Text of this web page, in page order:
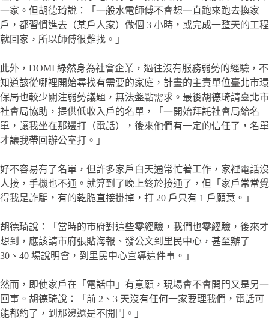
一家。但胡德琦說：「一般水電師傅不會想一直跑來跑去換家
戶，都習慣進去（某戶人家）做個 3 小時，或完成一整天的工程
就回家，所以師傅很難找。」
此外，DOMI 綠然身為社會企業，過往沒有服務弱勢的經驗，不
知道該從哪裡開始尋找有需要的家庭，計畫的主責單位臺北市環
保局也較少關注弱勢議題，無法盤點需求。最後胡德琦請臺北市
社會局協助，提供低收入戶的名單，「一開始拜託社會局給名
單，讓我坐在那邊打（電話），後來他們有一定的信任了，名單
才讓我帶回辦公室打。」
好不容易有了名單，但許多家戶白天通常忙著工作，家裡電話沒
人接，手機也不通。就算到了晚上終於接通了，但「家戶常常覺
得我是詐騙，有的乾脆直接掛掉，打 20 戶只有 1 戶願意。」
胡德琦說：「當時的市府對這些零經驗，我們也零經驗，後來才
想到，應該請市府張貼海報、發公文到里民中心，甚至辦了
30、40 場說明會，到里民中心宣導這件事。」
然而，即使家戶在「電話中」有意願，現場會不會開門又是另一
回事。胡德琦說：「前 2、3 天沒有任何一家要理我們，電話可
能都約了，到那邊還是不開門。」